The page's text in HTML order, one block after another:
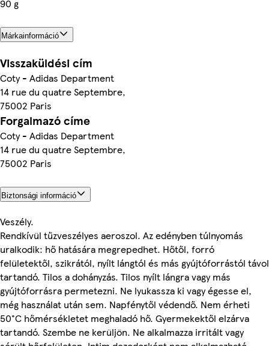
90 g
Márkainformáció
Visszaküldési cím
Coty - Adidas Department
14 rue du quatre Septembre,
75002 Paris
Forgalmazó címe
Coty - Adidas Department
14 rue du quatre Septembre,
75002 Paris
Biztonsági információ
Veszély.
Rendkívül tűzveszélyes aeroszol. Az edényben túlnyomás
uralkodik: hő hatására megrepedhet. Hőtől, forró
felületektől, szikrától, nyílt lángtól és más gyújtóforrástól távol
tartandó. Tilos a dohányzás. Tilos nyílt lángra vagy más
gyújtóforrásra permetezni. Ne lyukassza ki vagy égesse el,
még használat után sem. Napfénytől védendő. Nem érheti
50°C hőmérsékletet meghaladó hő. Gyermekektől elzárva
tartandó. Szembe ne kerüljön. Ne alkalmazza irritált vagy